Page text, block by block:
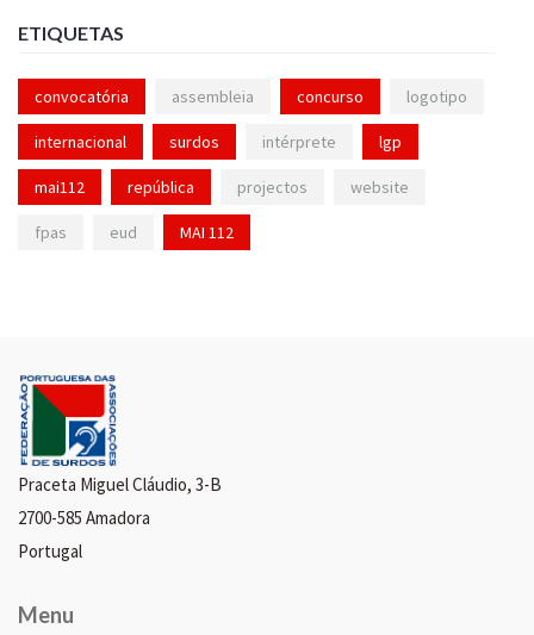
ETIQUETAS
convocatória assembleia concurso logotipo
internacional surdos intérprete lgp
mai112 república projectos website
fpas eud MAI 112
Praceta Miguel Cláudio, 3-B
2700-585 Amadora
Portugal
Menu